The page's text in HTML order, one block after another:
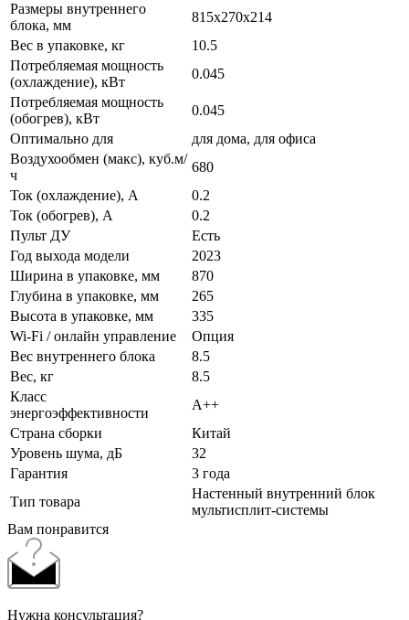
Размеры внутреннего
блока, мм
815x270x214
Вес в упаковке, кг
10.5
Потребляемая мощность
(охлаждение), кВт
0.045
Потребляемая мощность
(обогрев), кВт
0.045
Оптимально для
для дома, для офиса
Воздухообмен (макс), куб.м/
ч
680
Ток (охлаждение), А
0.2
Ток (обогрев), А
0.2
Пульт ДУ
Есть
Год выхода модели
2023
Ширина в упаковке, мм
870
Глубина в упаковке, мм
265
Высота в упаковке, мм
335
Wi-Fi / онлайн управление
Опция
Вес внутреннего блока
8.5
Вес, кг
8.5
Класс
энергоэффективности
A++
Страна сборки
Китай
Уровень шума, дБ
32
Гарантия
3 года
Тип товара
Настенный внутренний блок
мультисплит-системы
Вам понравится
Нужна консультация?